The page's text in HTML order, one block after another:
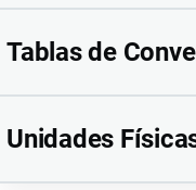
ASTMAmerican Society for
Becquerel
Tablas de
TABLA DE
Nombre de la unidad
Unidades